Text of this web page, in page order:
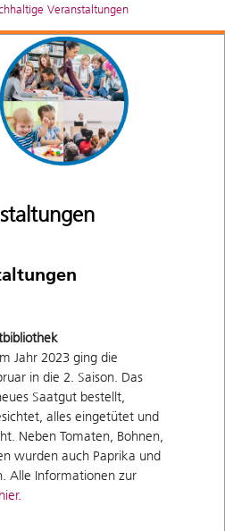
Veranstaltungen
Jahr 2023 ging die
in die 2. Saison. Das
Saatgut bestellt,
alles eingetütet und
Neben Tomaten, Bohnen,
wurden auch Paprika und
Alle Informationen zur
hier.